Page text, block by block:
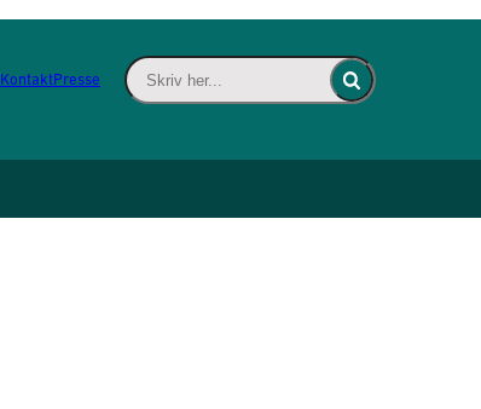
KontaktPresse
Skriv her... - Indsæt søgeord for at søge
Fold søgefelt ind